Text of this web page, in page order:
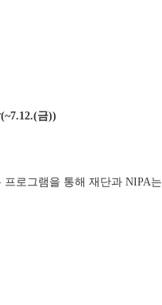
금))
로그램을 통해 재단과 NIPA는